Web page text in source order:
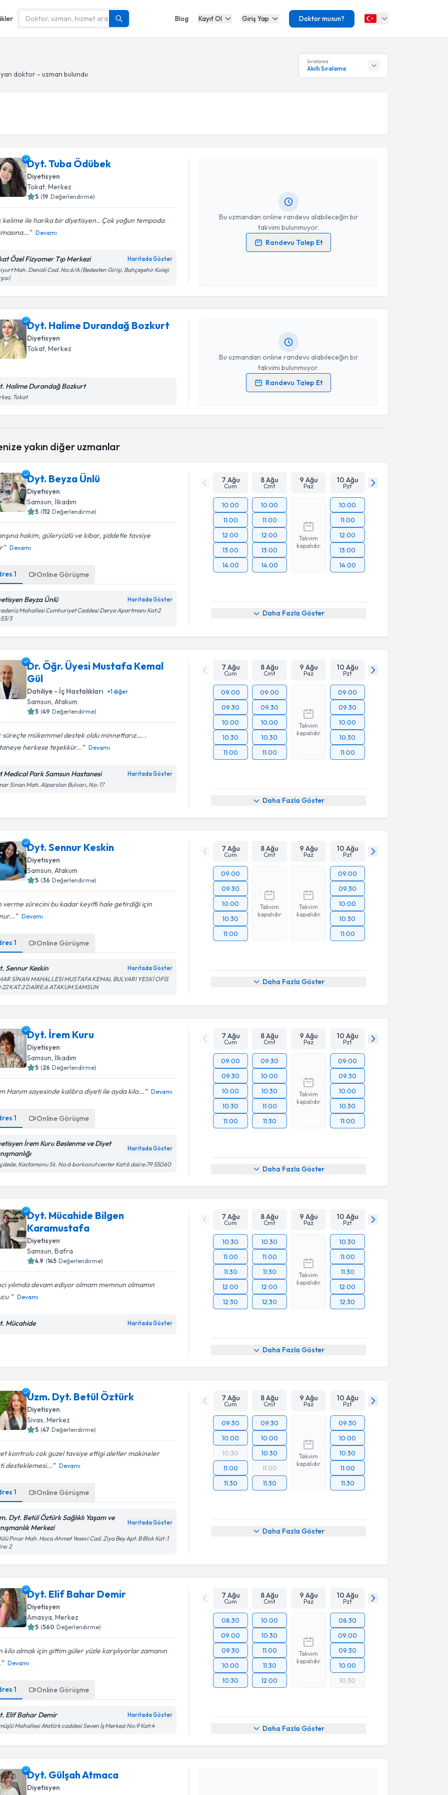
Blog Kayıt Ol Giriş Yap Doktor musun?
doktor - uzman bulundu
Sıralama
Akıllı Sıralama
Dyt. Tuba Ödübek
Diyetisyen
Tokat, Merkez
5 (19 Değerlendirme)
kelime ile harika bir diyetisyen.. Çok yoğun tempoda
Devamı
Özel Fizyomer Tıp Merkezi Haritada Göster
Mah. Denizli Cad. No:6/A (Bedesten Girişi, Bahçeşehir Koleji
Bu uzmandan online randevu alabileceğin bir
takvimi bulunmuyor.
Randevu Talep Et
Kişisel verilerimin işlenmesine ilişkinAydınlatma Metni
Dyt. Halime Durandağ Bozkurt
Diyetisyen
Tokat, Merkez
Halime Durandağ Bozkurt
Tokat
Bu uzmandan online randevu alabileceğin bir
takvimi bulunmuyor.
Randevu Talep Et
Kişisel verilerimin işlenmesine ilişkinAydınlatma Metni
işlenmesini kabul ediyorum.
yakın diğer uzmanlar
Dyt. Beyza Ünlü
Diyetisyen
Samsun, İlkadım
5 (112 Değerlendirme)
hakim, güleryüzlü ve kibar, şiddetle tavsiye
Devamı
1 Online Görüşme
Beyza Ünlü Haritada Göster
Mahallesi Cumhuriyet Caddesi Derya Apartmanı Kat:2
3
7 Ağu
Cum
8 Ağu
Cmt
9 Ağu
Paz
10 Ağu
Pzt
10:00
11:00
12:00
13:00
14:00
10:00
11:00
12:00
13:00
14:00
Takvim
kapalıdır
10:00
11:00
12:00
13:00
14:00
Daha Fazla Göster
Dr. Öğr. Üyesi Mustafa Kemal
Gül
Dahiliye - İç Hastalıkları +1diğer
Samsun, Atakum
5 (49 Değerlendirme)
süreçte mükemmel destek oldu minnettarız…. .
herkese teşekkür...
Devamı
Medical Park Samsun Hastanesi Haritada Göster
Sinan Mah. Alparslan Bulvarı, No: 17
7 Ağu
Cum
8 Ağu
Cmt
9 Ağu
Paz
10 Ağu
Pzt
09:00
09:30
10:00
10:30
11:00
09:00
09:30
10:00
10:30
11:00
Takvim
kapalıdır
09:00
09:30
10:00
10:30
11:00
Daha Fazla Göster
Dyt. Sennur Keskin
Diyetisyen
Samsun , Atakum
5 (36 Değerlendirme)
verme sürecini bu kadar keyifli hale getirdiği için
Devamı
1 Online Görüşme
Sennur Keskin Haritada Göster
SİNAN MAHALLESİ MUSTAFA KEMAL BULVARI YESKİ OFİS
KAT:2 DAİRE:6 ATAKUM SAMSUN
7 Ağu
Cum
8 Ağu
Cmt
9 Ağu
Paz
10 Ağu
Pzt
09:00
09:30
10:00
10:30
11:00
Takvim
kapalıdır
Takvim
kapalıdır
09:00
09:30
10:00
10:30
11:00
Daha Fazla Göster
Dyt. İrem Kuru
Diyetisyen
Samsun , İlkadım
5 (26 Değerlendirme)
Hanım sayesinde kalibra diyeti ile ayda kilo... Devamı
1 Online Görüşme
İrem Kuru Beslenme ve Diyet
Haritada Göster
Kastamonu Sk. No:6 borkonut center Kat:6 daire:79 55060
7 Ağu
Cum
8 Ağu
Cmt
9 Ağu
Paz
10 Ağu
Pzt
09:00
09:30
10:00
10:30
11:00
09:30
10:00
10:30
11:00
11:30
Takvim
kapalıdır
09:00
09:30
10:00
10:30
11:00
Daha Fazla Göster
Dyt. Mücahide Bilgen
Karamustafa
Diyetisyen
Samsun, Bafra
4.9 (145 Değerlendirme)
yılımda devam ediyor olmam memnun olmamın
Devamı
Mücahide Haritada Göster
7 Ağu
Cum
8 Ağu
Cmt
9 Ağu
Paz
10 Ağu
Pzt
10:30
11:00
11:30
12:00
12:30
10:30
11:00
11:30
12:00
12:30
Takvim
kapalıdır
10:30
11:00
11:30
12:00
12:30
Daha Fazla Göster
Uzm. Dyt. Betül Öztürk
Diyetisyen
Sivas , Merkez
5 (47 Değerlendirme)
kontrolu cok guzel tavsiye ettigi aletler makineler
desteklemesi...
Devamı
1 Online Görüşme
Dyt. Betül Öztürk Sağlıklı Yaşam ve
Merkezi
Haritada Göster
Pınar Mah. Hoca Ahmet Yesevi Cad. Ziya Bey Apt. B Blok Kat :1
2
7 Ağu
Cum
8 Ağu
Cmt
9 Ağu
Paz
10 Ağu
Pzt
09:30
10:00
10:30
11:00
11:30
09:30
10:00
10:30
11:00
11:30
Takvim
kapalıdır
09:30
10:00
10:30
11:00
11:30
Daha Fazla Göster
Dyt. Elif Bahar Demir
Diyetisyen
Amasya , Merkez
5 (560 Değerlendirme)
kilo almak için gittim güler yüzle karşılıyorlar zamanın
Devamı
1 Online Görüşme
Elif Bahar Demir Haritada Göster
Mahallesi Atatürk caddesi Seven İş Merkezi No:9 Kat:4
7 Ağu
Cum
8 Ağu
Cmt
9 Ağu
Paz
10 Ağu
Pzt
08:30
09:00
09:30
10:00
10:30
10:00
10:30
11:00
11:30
12:00
Takvim
kapalıdır
08:30
09:00
09:30
10:00
10:30
Daha Fazla Göster
Dyt. Gülşah Atmaca
Diyetisyen
Randevu Takvimi Talebi
Dyt. Gülşah Atmaca